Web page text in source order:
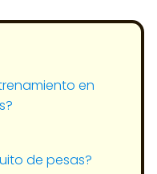
en
de pesas?